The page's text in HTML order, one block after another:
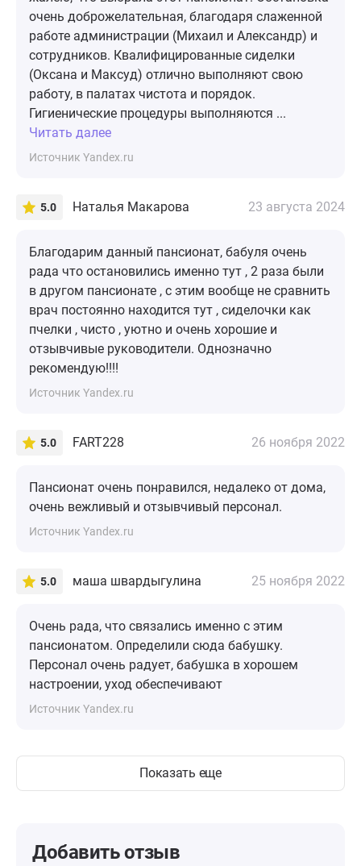
очень доброжелательная, благодаря слаженной
работе администрации (Михаил и Александр) и
сотрудников. Квалифицированные сиделки
(Оксана и Максуд) отлично выполняют свою
работу, в палатах чистота и порядок.
Гигиенические процедуры выполняются ...
Читать далее
Источник Yandex.ru
5.0 Наталья Макарова 23 августа 2024
Благодарим данный пансионат, бабуля очень
рада что остановились именно тут , 2 раза были
в другом пансионате , с этим вообще не сравнить
врач постоянно находится тут , сиделочки как
пчелки , чисто , уютно и очень хорошие и
отзывчивые руководители. Однозначно
рекомендую!!!!
Источник Yandex.ru
5.0 FART228 26 ноября 2022
Пансионат очень понравился, недалеко от дома,
очень вежливый и отзывчивый персонал.
Источник Yandex.ru
5.0 маша швардыгулина 25 ноября 2022
Очень рада, что связались именно с этим
пансионатом. Определили сюда бабушку.
Персонал очень радует, бабушка в хорошем
настроении, уход обеспечивают
Источник Yandex.ru
Показать еще
Добавить отзыв